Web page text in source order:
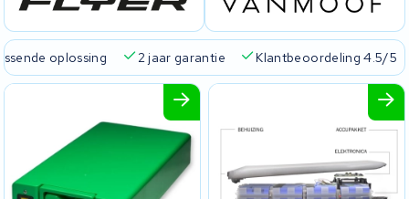
oplossing 2 jaar garantie Klantbeoordeling 4.5/5